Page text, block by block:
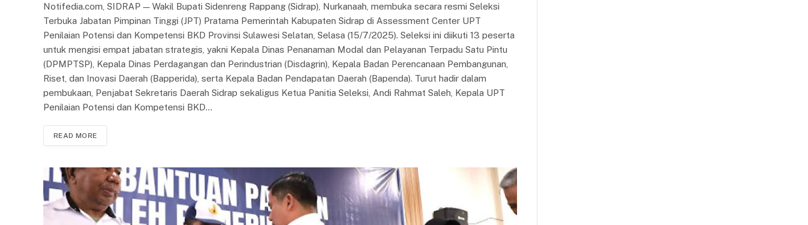
Notifedia.com, SIDRAP — Wakil Bupati Sidenreng Rappang (Sidrap), Nurkanaah, membuka secara resmi Seleksi
Terbuka Jabatan Pimpinan Tinggi (JPT) Pratama Pemerintah Kabupaten Sidrap di Assessment Center UPT
Penilaian Potensi dan Kompetensi BKD Provinsi Sulawesi Selatan, Selasa (15/7/2025). Seleksi ini diikuti 13 peserta
untuk mengisi empat jabatan strategis, yakni Kepala Dinas Penanaman Modal dan Pelayanan Terpadu Satu Pintu
(DPMPTSP), Kepala Dinas Perdagangan dan Perindustrian (Disdagrin), Kepala Badan Perencanaan Pembangunan,
Riset, dan Inovasi Daerah (Bapperida), serta Kepala Badan Pendapatan Daerah (Bapenda). Turut hadir dalam
pembukaan, Penjabat Sekretaris Daerah Sidrap sekaligus Ketua Panitia Seleksi, Andi Rahmat Saleh, Kepala UPT
Penilaian Potensi dan Kompetensi BKD…
READ MORE